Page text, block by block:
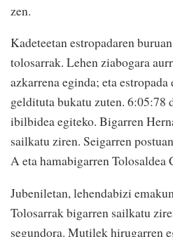
zen.
Kadeteetan estropadaren
tolosarrak. Lehen ziabogara
azkarrena eginda; eta
geldituta bukatu zuten. 6:05:78
ibilbidea egiteko. Bigarren
sailkatu ziren. Seigarren
A eta hamabigarren Tolosaldea
Jubeniletan, lehendabizi
Tolosarrak bigarren sailkatu
segundora. Mutilek hirugarren